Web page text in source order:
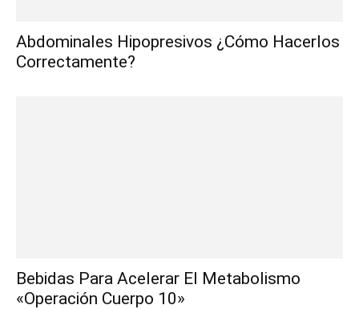
Abdominales Hipopresivos ¿Cómo Hacerlos
Correctamente?
Bebidas Para Acelerar El Metabolismo
«Operación Cuerpo 10»